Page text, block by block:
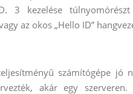
3 kezelése
az okos „Hello ID”
számítógépe jó
akár egy szerveren.